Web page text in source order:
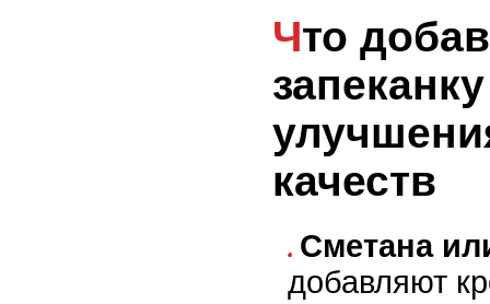
Что добавить в
качеств
Сметана
добавляют